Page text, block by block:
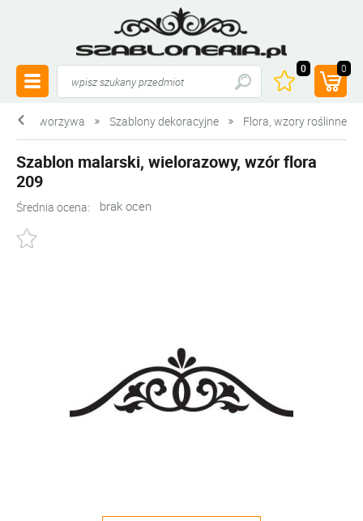
0 0
z tworzywa Szablony dekoracyjne Flora, wzory roślinne
Szablon malarski, wielorazowy, wzór flora
209
Średnia ocena: brak ocen